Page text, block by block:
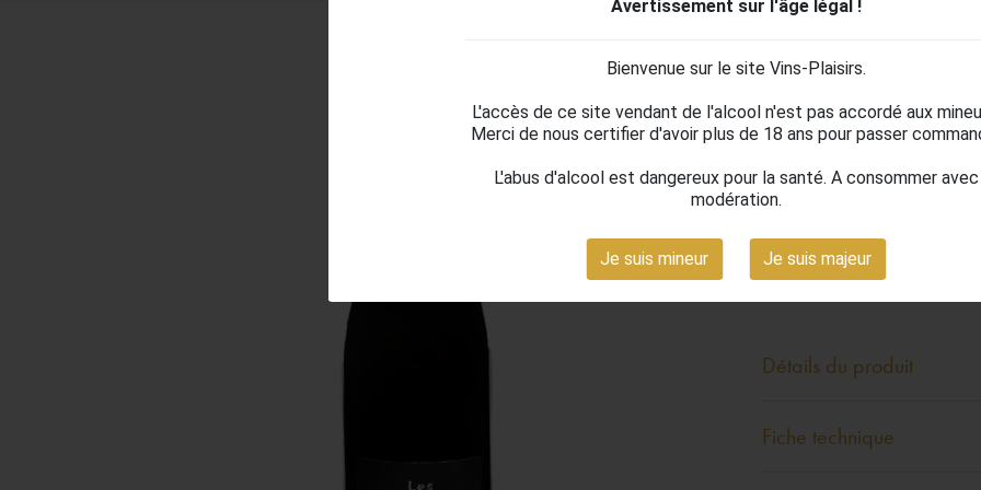
Avertissement sur l'âge légal !
Bienvenue sur le site Vins-Plaisirs.
L'accès de ce site vendant de l'alcool n'est pas accordé aux
Merci de nous certifier d'avoir plus de 18 ans pour passer
L'abus d'alcool est dangereux pour la santé. A consommer avec
modération.
Je suis mineur Je suis majeur
Les Petits
8,02 €TTC
Clément Termes Sud Ouest.

Détails du produit
Fiche technique